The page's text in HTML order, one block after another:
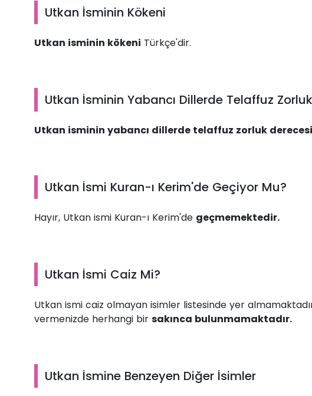
Utkan İsminin Kökeni
Utkan isminin kökeni Türkçe'dir.
Utkan İsminin Yabancı Dillerde Telaffuz
Utkan isminin yabancı dillerde telaffuz zorluk derecesi
Utkan İsmi Kuran-ı Kerim'de Geçiyor Mu?
Hayır, Utkan ismi Kuran-ı Kerim'de geçmemektedir.
Utkan İsmi Caiz Mi?
Utkan ismi caiz olmayan isimler listesinde yer
vermenizde herhangi bir sakınca bulunmamaktadır.
Utkan İsmine Benzeyen Diğer İsimler